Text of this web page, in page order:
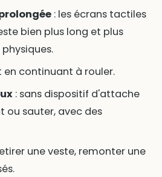
: les écrans tactiles
bien plus long et plus
continuant à rouler.
: sans dispositif d'attache
ou sauter, avec des
une veste, remonter une